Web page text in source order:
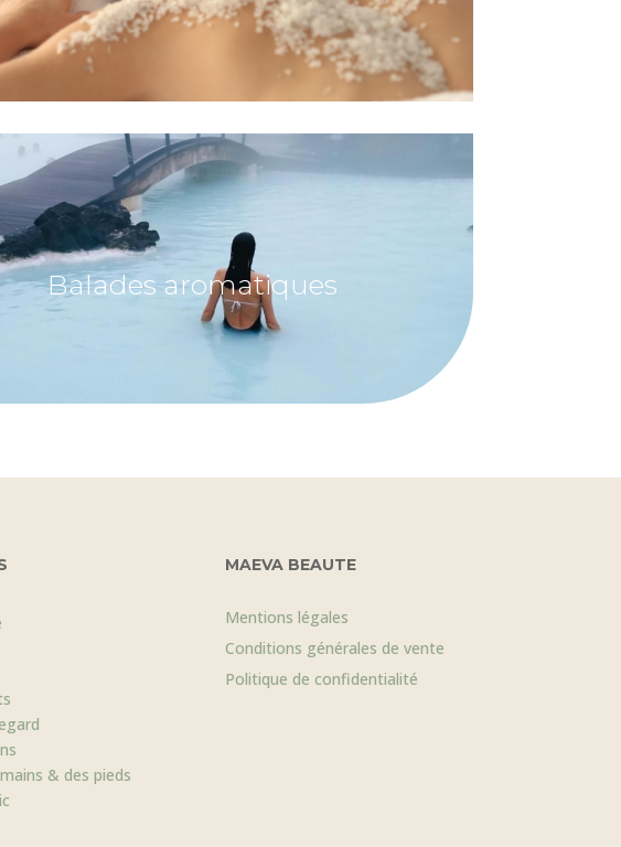
Balades aromatiques
& des pieds
MAEVA BEAUTE
Mentions légales
Conditions générales de vente
Politique de confidentialité